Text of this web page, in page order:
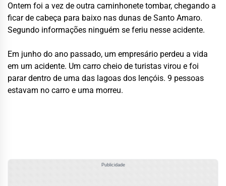
Ontem foi a vez de outra caminhonete tombar, chegando a
ficar de cabeça para baixo nas dunas de Santo Amaro.
Segundo informações ninguém se feriu nesse acidente.
Em junho do ano passado, um empresário perdeu a vida
em um acidente. Um carro cheio de turistas virou e foi
parar dentro de uma das lagoas dos lençóis. 9 pessoas
estavam no carro e uma morreu.
Publicidade